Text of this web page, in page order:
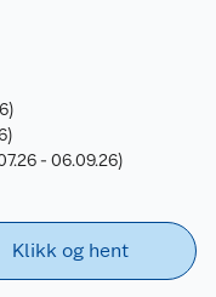
- 06.09.26)
Klikk og hent